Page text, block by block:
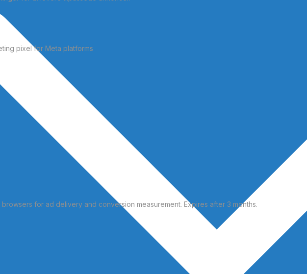
pixel for Meta platforms
for ad delivery and conversion measurement. Expires after 3 months.